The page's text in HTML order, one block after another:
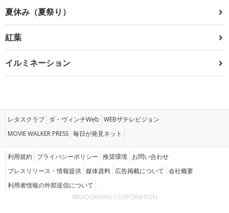
夏休み（夏祭り）
紅葉
イルミネーション
レタスクラブ ダ・ヴィンチWeb WEBザテレビジョン
MOVIE WALKER PRESS 毎日が発見ネット
利用規約 プライバシーポリシー 推奨環境 お問い合わせ
プレスリリース・情報提供 媒体資料 広告掲載について 会社概要
利用者情報の外部送信について
©KADOKAWA CORPORATION